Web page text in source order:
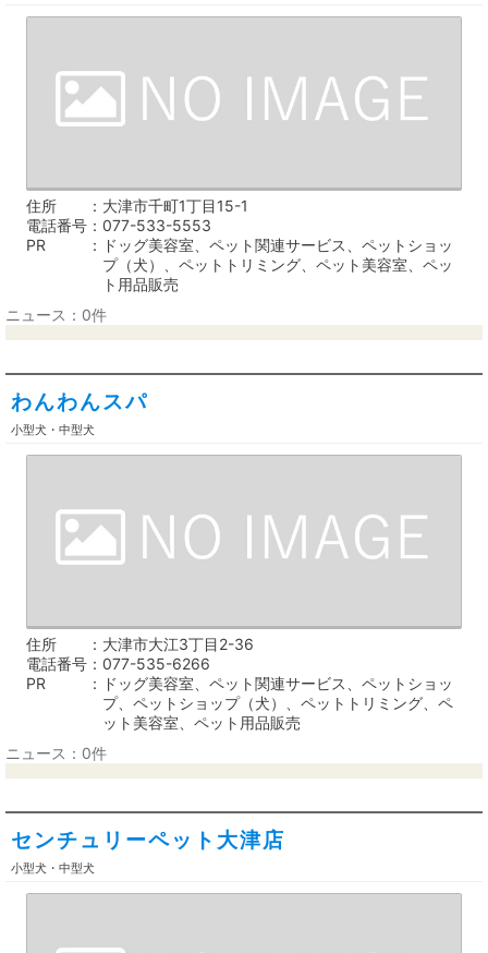
住所
大津市千町1丁目15-1
電話番号
077-533-5553
PR
ドッグ美容室、ペット関連サービス、ペットショッ
プ（犬）、ペットトリミング、ペット美容室、ペッ
ト用品販売
ニュース：0件
わんわんスパ
小型犬・中型犬
住所
大津市大江3丁目2-36
電話番号
077-535-6266
PR
ドッグ美容室、ペット関連サービス、ペットショッ
プ、ペットショップ（犬）、ペットトリミング、ペ
ット美容室、ペット用品販売
ニュース：0件
センチュリーペット大津店
小型犬・中型犬